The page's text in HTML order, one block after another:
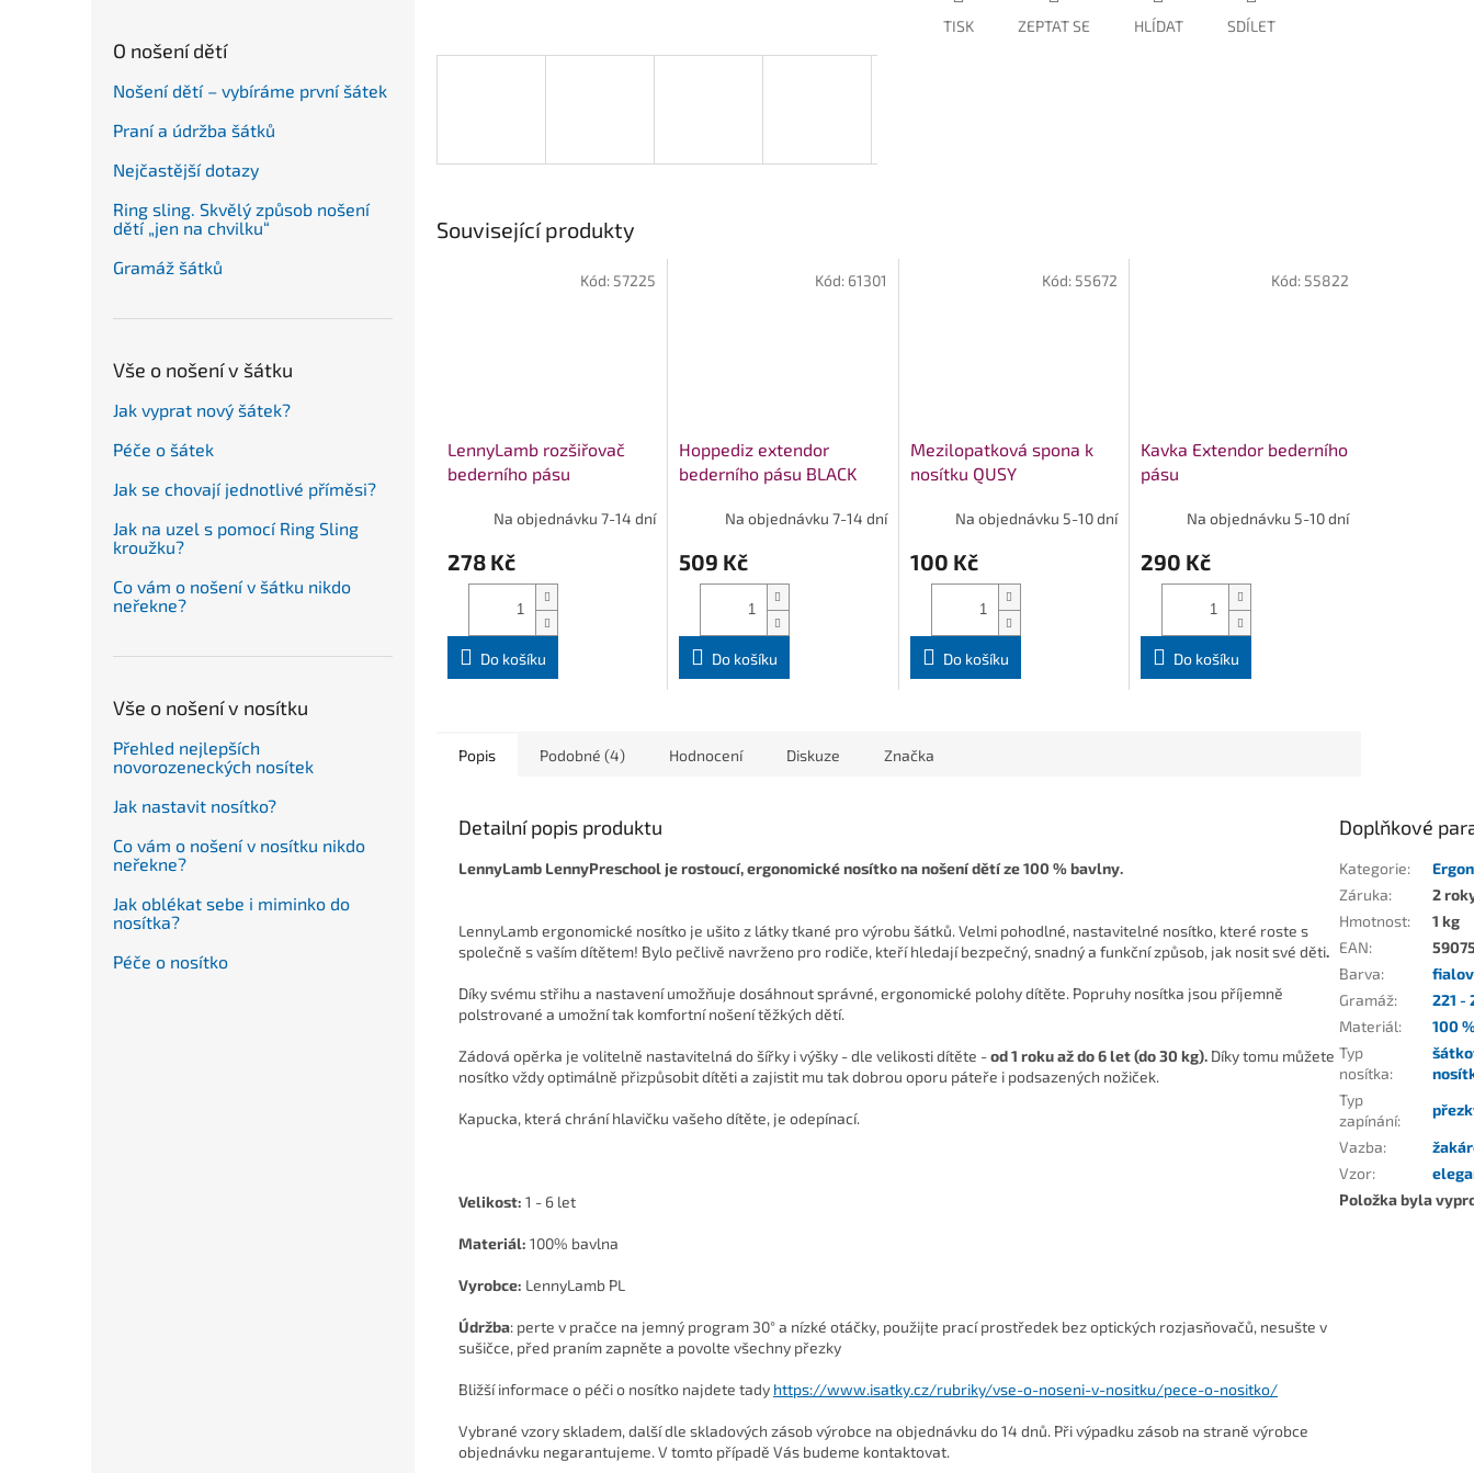
O nošení dětí
Nošení dětí – vybíráme první šátek
Praní a údržba šátků
Nejčastější dotazy
Ring sling. Skvělý způsob nošení
dětí „jen na chvilku“
Gramáž šátků
Vše o nošení v šátku
Jak vyprat nový šátek?
Péče o šátek
Jak se chovají jednotlivé příměsi?
Jak na uzel s pomocí Ring Sling
kroužku?
Co vám o nošení v šátku nikdo
neřekne?
Vše o nošení v nosítku
Přehled nejlepších
novorozeneckých nosítek
Jak nastavit nosítko?
Co vám o nošení v nosítku nikdo
neřekne?
Jak oblékat sebe i miminko do
nosítka?
Péče o nosítko
TISK ZEPTAT SE HLÍDAT SDÍLET
Související produkty
LennyLamb rozšiřovač
bederního pásu
Na objednávku 7-14 dní
278 Kč
Do košíku
Kód: 57225
Hoppediz extendor
bederního pásu BLACK
Na objednávku 7-14 dní
509 Kč
Do košíku
Kód: 61301
Mezilopatková spona k
nosítku QUSY
Na objednávku 5-10 dní
100 Kč
Do košíku
Kód: 55672
Kavka Extendor bederního
pásu
Na objednávku 5-10 dní
290 Kč
Do košíku
Kód: 55822
Popis Podobné (4) Hodnocení Diskuze Značka
Detailní popis produktu
LennyLamb LennyPreschool je rostoucí, ergonomické nosítko na nošení dětí ze100 % bavlny.
LennyLamb ergonomické nosítko je ušito z látky tkané pro výrobu šátků. Velmi pohodlné, nastavitelné nosítko, které roste s
společně s vaším dítětem! Bylo pečlivě navrženo pro rodiče, kteří hledají bezpečný, snadný a funkční způsob, jak nosit své děti.
Díky svému střihu a nastavení umožňuje dosáhnout správné, ergonomické polohy dítěte. Popruhy nosítka jsou příjemně
polstrované a umožní tak komfortní nošení těžkých dětí.
Zádová opěrka je volitelně nastavitelná do šířky i výšky - dle velikosti dítěte -od 1 roku až do 6 let (do 30 kg). Díky tomu můžete
nosítko vždy optimálně přizpůsobit dítěti a zajistit mu tak dobrou oporu páteře i podsazených nožiček.
Kapucka, která chrání hlavičku vašeho dítěte, je odepínací.
Velikost: 1 - 6 let
Materiál: 100% bavlna
Vyrobce: LennyLamb PL
Údržba: perte v pračce na jemný program 30° a nízké otáčky, použijte prací prostředek bez optických rozjasňovačů, nesušte v
sušičce, před praním zapněte a povolte všechny přezky
Bližší informace o péči o nosítko najdete tady https://www.isatky.cz/rubriky/vse-o-noseni-v-nositku/pece-o-nositko/
Vybrané vzory skladem, další dle skladových zásob výrobce na objednávku do 14 dnů. Při výpadku zásob na straně výrobce
objednávku negarantujeme. V tomto případě Vás budeme kontaktovat.
Doplňkové
Kategorie:
Záruka:
2
Hmotnost:
1 kg
EAN:
Barva:
Gramáž:
221 -
Materiál:
100
Typ
nosítka:
Typ
zapínání:
Vazba:
Vzor:
Položka byla